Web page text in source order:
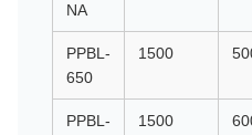
NA
PPBL-
650
1500
PPBL-
1500